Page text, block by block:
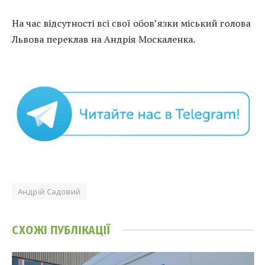
На час відсутності всі свої обов’язки міський голова
Львова переклав на Андрія Москаленка.
Андрій Садовий
СХОЖІ ПУБЛІКАЦІЇ